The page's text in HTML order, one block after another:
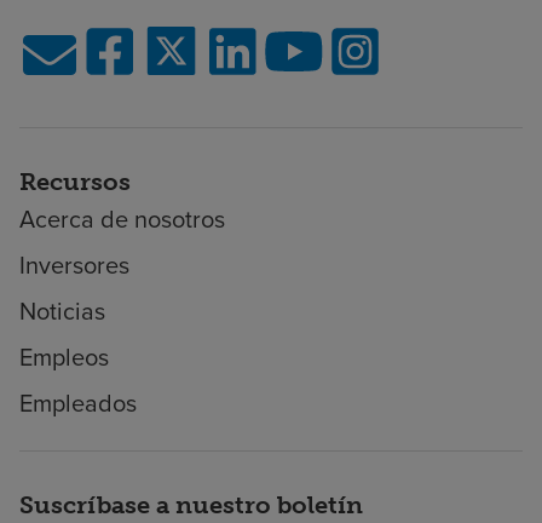
Recursos
Acerca de nosotros
Inversores
Noticias
Empleos
Empleados
Suscríbase a nuestro boletín